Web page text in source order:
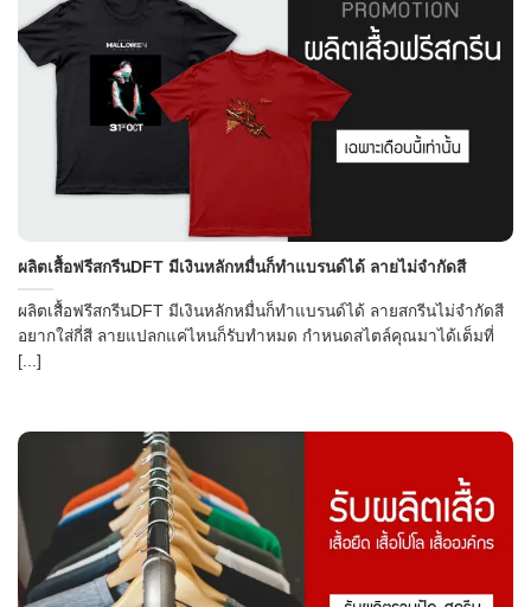
ผลิตเสื้อฟรีสกรีนDFT มีเงินหลักหมื่นก็ทำแบรนด์ได้ ลายไม่จำกัดสี
ผลิตเสื้อฟรีสกรีนDFT มีเงินหลักหมื่นก็ทำแบรนด์ได้ ลายสกรีนไม่จำกัดสี
อยากใส่กี่สี ลายแปลกแค่ไหนก็รับทำหมด กำหนดสไตล์คุณมาได้เต็มที่
[...]